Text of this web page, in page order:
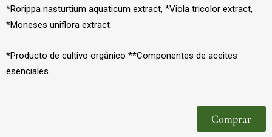
*Rorippa nasturtium aquaticum extract, *Viola tricolor extract,
*Moneses uniflora extract.
*Producto de cultivo orgánico **Componentes de aceites
esenciales.
Comprar